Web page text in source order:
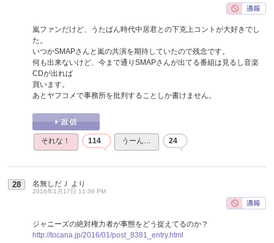
嵐ファンだけど、うたばん時代中居君との下克上コントが大好きでし
た。
いつかSMAPさんと嵐の共演を期待していたので残念です。
何も出来ないけど、今まで通りSMAPさんが出てる番組は見るし音楽
CDが出れば
買います。
あとヤフコメで事務所を批判することしか書けません。
それな！ 114 うーん… 24
28 名無しだＪ より
2016年1月17日 11:36 PM
ジャニーズの絶対権力者が事態をどう捉えてるのか？
http://tocana.jp/2016/01/post_8381_entry.html